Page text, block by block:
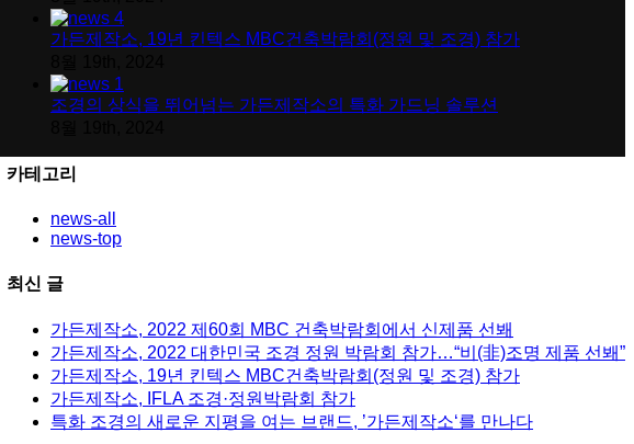
가든제작소, 19년 킨텍스 MBC건축박람회(정원 및 조경) 참가
조경의 상식을 뛰어넘는 가든제작소의 특화 가드닝 솔루션
카테고리
news-all
news-top
최신 글
가든제작소, 2022 제60회 MBC 건축박람회에서 신제품 선봬
가든제작소, 2022 대한민국 조경 정원 박람회 참가…“비(非)조명 제품 선봬”
가든제작소, 19년 킨텍스 MBC건축박람회(정원 및 조경) 참가
가든제작소, IFLA 조경·정원박람회 참가
특화 조경의 새로운 지평을 여는 브랜드, ’가든제작소‘를 만나다